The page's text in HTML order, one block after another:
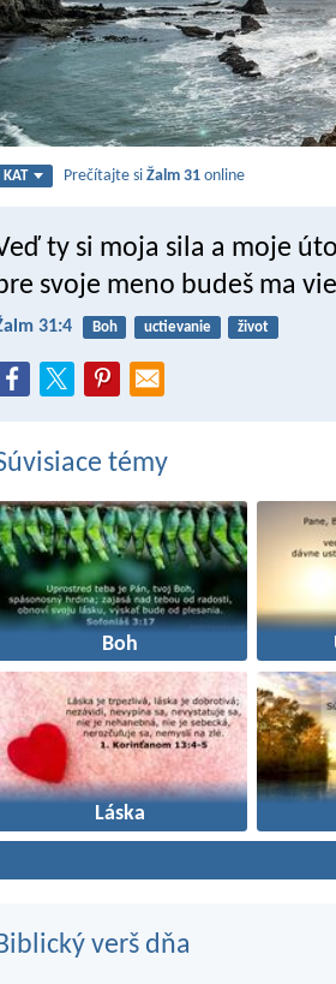
KAT Prečítajte siŽalm 31 online
ty si moja sila a moje
svoje meno budeš ma
31:4 Boh uctievanie život
témy
Boh
Láska
verš dňa